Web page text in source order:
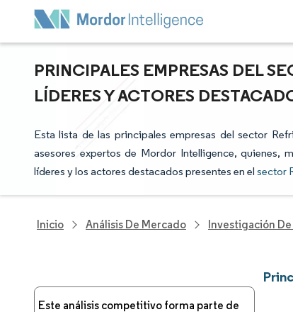
PRINCIPALES EMPRESAS DEL
LÍDERES Y ACTORES
Esta lista de las principales empresas del sector
asesores expertos de Mordor Intelligence, quienes,
líderes y los actores destacados presentes en el sector
Inicio Análisis De Mercado Investigación
Este análisis competitivo forma parte de